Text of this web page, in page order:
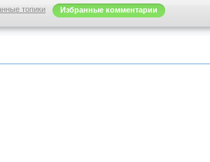
топики Избранные комментарии